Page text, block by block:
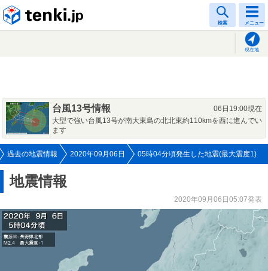
検索 メニュー
現在地
台風13号情報
06日19:00現在
大型で強い台風13号が南大東島の北北東約110kmを西に進んでい
ます
過去の地震情報 2020年09月06日 05時04分頃発生した地震(最大震度1)
地震情報
2020年09月06日05:07発表